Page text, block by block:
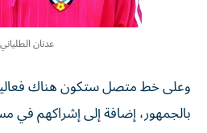
عدنان الطلياني
وعلى خط متصل ستكون هناك
بالجمهور، إضافة إلى إشراكهم في